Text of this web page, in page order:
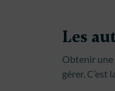
Les
Obtenir une
gérer.